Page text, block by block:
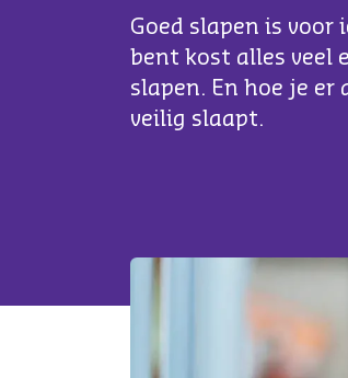
Basisschoolkind
Goed slapen is voor
bent kost alles veel
slapen. En hoe je er
veilig slaapt.